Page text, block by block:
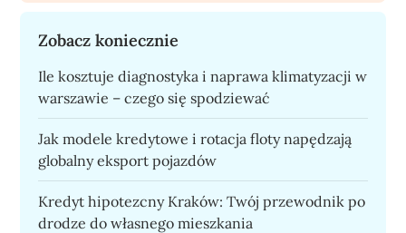
Zobacz koniecznie
Ile kosztuje diagnostyka i naprawa klimatyzacji w
warszawie – czego się spodziewać
Jak modele kredytowe i rotacja floty napędzają
globalny eksport pojazdów
Kredyt hipotezcny Kraków: Twój przewodnik po
drodze do własnego mieszkania